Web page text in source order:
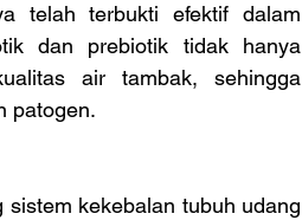
telah terbukti efektif dalam
dan prebiotik tidak hanya
air tambak, sehingga
patogen.
kekebalan tubuh udang